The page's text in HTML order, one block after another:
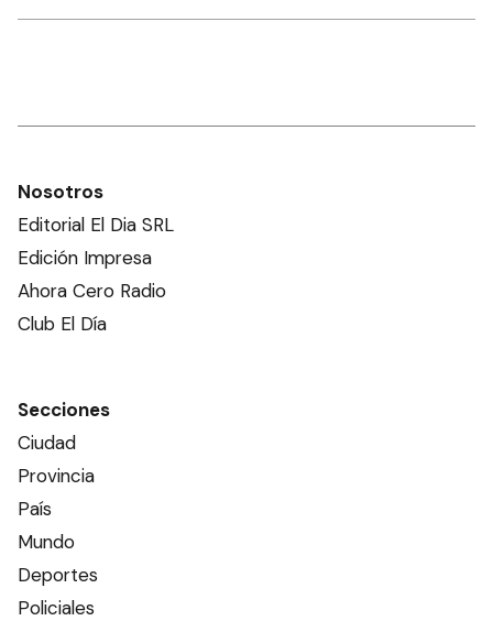
Nosotros
Editorial El Dia SRL
Edición Impresa
Ahora Cero Radio
Club El Día
Secciones
Ciudad
Provincia
País
Mundo
Deportes
Policiales